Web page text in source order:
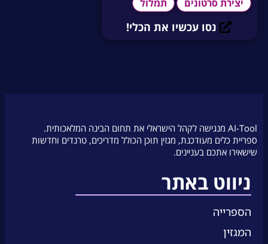
יצירת סרטונים תמלול
נסו עכשיו את הכלי!
AI-Tool מנגישה לקהל הישראלי את תחום הבינה המלאכותית.
ספריית כלים מעודכנת, מגזין תוכן הכולל מדריכים, טרנדים וחדשות
שישאירו אתכם בעניינים.
ניווט באתר
הספרייה
המגזין